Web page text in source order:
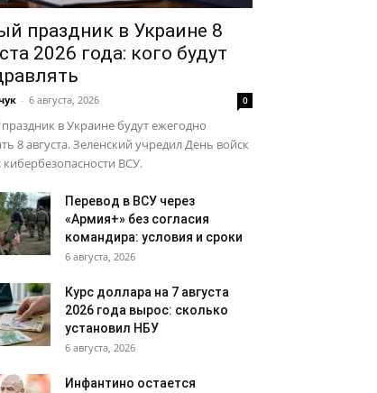
праздник в Украине 8
2026 года: кого будут
- 6 августа, 2026 0
в Украине будут ежегодно
8 августа. Зеленский учредил День войск
кибербезопасности ВСУ.
Перевод в ВСУ через
«Армия+» без согласия
командира: условия и сроки
6 августа, 2026
Курс доллара на 7 августа
2026 года вырос: сколько
установил НБУ
6 августа, 2026
Инфантино остается